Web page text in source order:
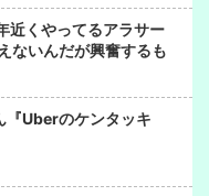
近くやってるアラサー
ないんだが興奮するも
『Uberのケンタッキ